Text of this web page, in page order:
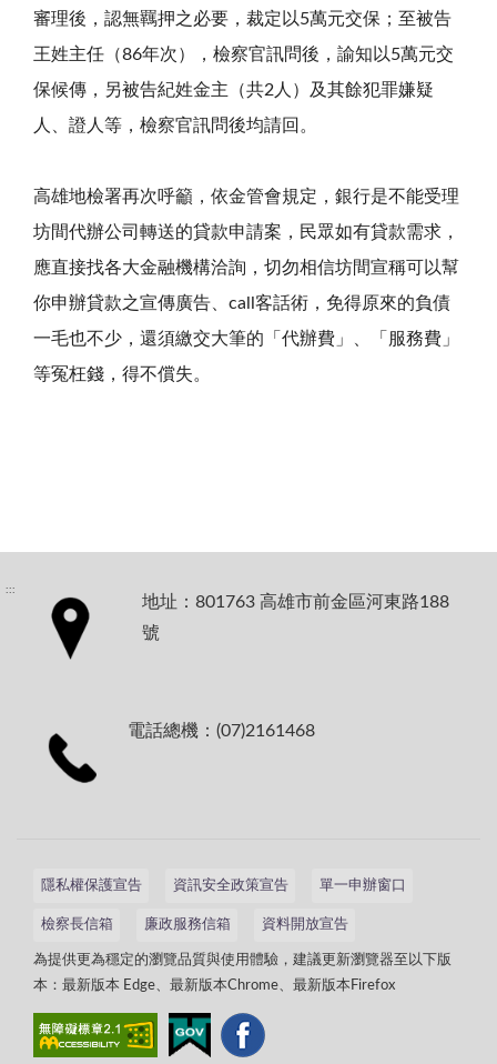
審理後，認無羈押之必要，裁定以5萬元交保；至被告
王姓主任（86年次），檢察官訊問後，諭知以5萬元交
保候傳，另被告紀姓金主（共2人）及其餘犯罪嫌疑
人、證人等，檢察官訊問後均請回。
高雄地檢署再次呼籲，依金管會規定，銀行是不能受理
坊間代辦公司轉送的貸款申請案，民眾如有貸款需求，
應直接找各大金融機構洽詢，切勿相信坊間宣稱可以幫
你申辦貸款之宣傳廣告、call客話術，免得原來的負債
一毛也不少，還須繳交大筆的「代辦費」、「服務費」
等冤枉錢，得不償失。
:::
地址：801763 高雄市前金區河東路188
號
電話總機：(07)2161468
隱私權保護宣告 資訊安全政策宣告 單一申辦窗口
檢察長信箱 廉政服務信箱 資料開放宣告
為提供更為穩定的瀏覽品質與使用體驗，建議更新瀏覽器至以下版
本：最新版本 Edge、最新版本Chrome、最新版本Firefox